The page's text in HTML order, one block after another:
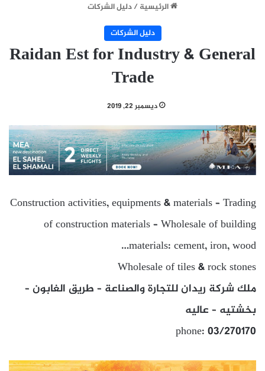
الرئيسية/دليل الشركات
دليل الشركات
Raidan Est for Industry & General
Trade
ديسمبر 22, 2019
Construction activities, equipments & materials – Trading
of construction materials – Wholesale of building
materials: cement, iron, wood…
Wholesale of tiles & rock stones
ملك شركة ريدان للتجارة والصناعة – طريق الغابون –
بخشتيه – عاليه
phone: 03/270170